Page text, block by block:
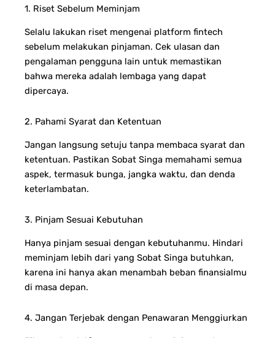
1. Riset Sebelum Meminjam
Selalu lakukan riset mengenai platform fintech
sebelum melakukan pinjaman. Cek ulasan dan
pengalaman pengguna lain untuk memastikan
bahwa mereka adalah lembaga yang dapat
dipercaya.
2. Pahami Syarat dan Ketentuan
Jangan langsung setuju tanpa membaca syarat dan
ketentuan. Pastikan Sobat Singa memahami semua
aspek, termasuk bunga, jangka waktu, dan denda
keterlambatan.
3. Pinjam Sesuai Kebutuhan
Hanya pinjam sesuai dengan kebutuhanmu. Hindari
meminjam lebih dari yang Sobat Singa butuhkan,
karena ini hanya akan menambah beban finansialmu
di masa depan.
4. Jangan Terjebak dengan Penawaran Menggiurkan